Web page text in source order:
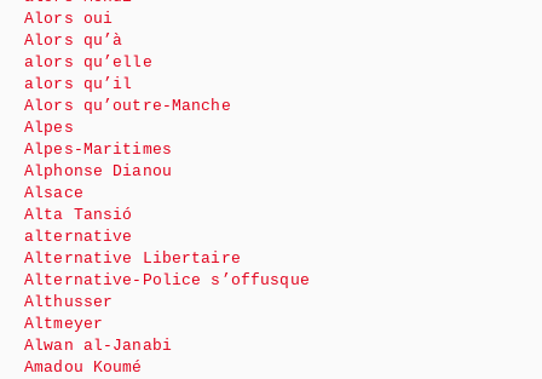
Alors oui
Alors qu’à
alors qu’elle
alors qu’il
Alors qu’outre-Manche
Alpes
Alpes-Maritimes
Alphonse Dianou
Alsace
Alta Tansió
alternative
Alternative Libertaire
Alternative-Police s’offusque
Althusser
Altmeyer
Alwan al-Janabi
Amadou Koumé